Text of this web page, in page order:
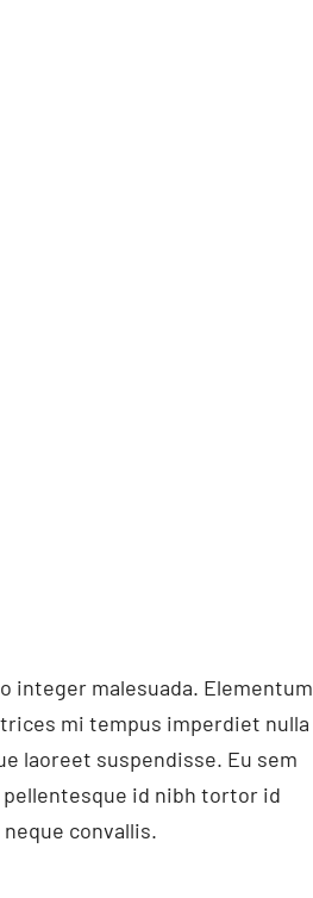
integer malesuada. Elementum
mi tempus imperdiet nulla
laoreet suspendisse. Eu sem
id nibh tortor id
convallis.